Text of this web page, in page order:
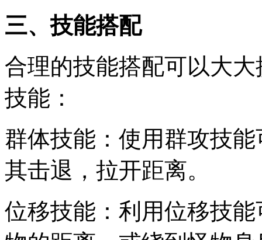
三、技能搭配
合理的技能搭配可以大
技能：
群体技能：使用群攻技
其击退，拉开距离。
位移技能：利用位移技